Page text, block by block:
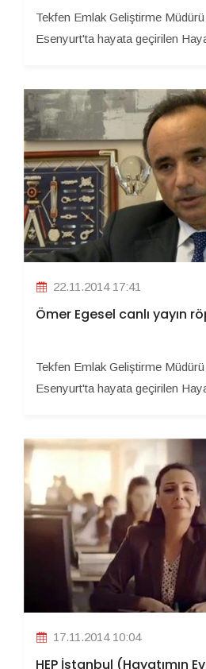
Tekfen Emlak Geliştirme
Esenyurt'ta hayata geçirilen
22.11.2014 17:41
Ömer Egesel canlı yayın
Tekfen Emlak Geliştirme
Esenyurt'ta hayata geçirilen
17.11.2014 10:04
HEP İstanbul (Hayatımın